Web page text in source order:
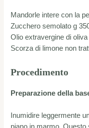
Mandorle intere con la
Zucchero semolato g
Olio extravergine di
Scorza di limone non
Procedimento
Preparazione della
Inumidire leggermente